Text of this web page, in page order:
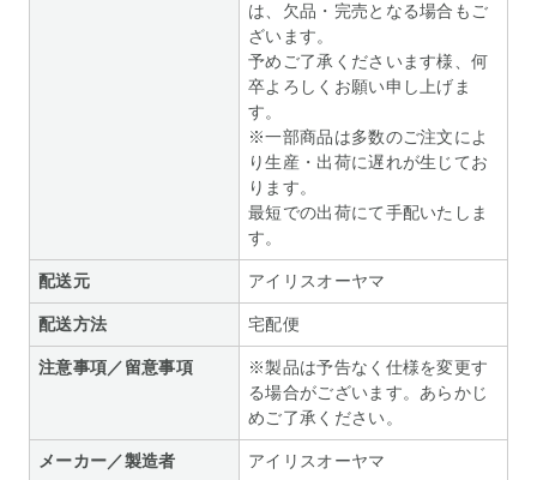
は、欠品・完売となる場合もご
ざいます。
予めご了承くださいます様、何
卒よろしくお願い申し上げま
す。
※一部商品は多数のご注文によ
り生産・出荷に遅れが生じてお
ります。
最短での出荷にて手配いたしま
す。
配送元 アイリスオーヤマ
配送方法 宅配便
注意事項／留意事項
※製品は予告なく仕様を変更す
る場合がございます。あらかじ
めご了承ください。
メーカー／製造者 アイリスオーヤマ